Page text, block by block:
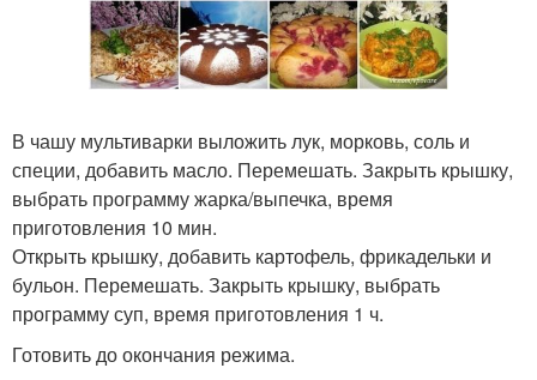
В чашу мультиварки выложить лук, морковь, соль и
специи, добавить масло. Перемешать. Закрыть крышку,
выбрать программу жарка/выпечка, время
приготовления 10 мин.
Открыть крышку, добавить картофель, фрикадельки и
бульон. Перемешать. Закрыть крышку, выбрать
программу суп, время приготовления 1 ч.
Готовить до окончания режима.